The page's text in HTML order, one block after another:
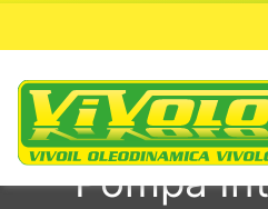
Passa
contenutoPompa